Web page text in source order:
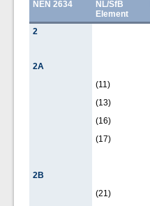
NEN 2634
NL/SfB
Element
2
2A
(11)
(13)
(16)
(17)
2B
(21)